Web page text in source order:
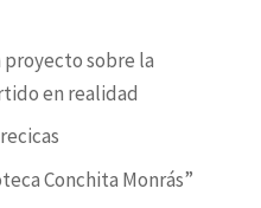
proyecto sobre la
en realidad
Conchita Monrás”